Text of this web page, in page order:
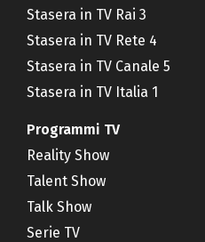
Stasera in TV Rai 3
Stasera in TV Rete 4
Stasera in TV Canale 5
Stasera in TV Italia 1
Programmi TV
Reality Show
Talent Show
Talk Show
Serie TV